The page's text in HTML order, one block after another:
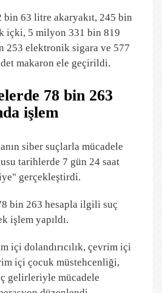
bin 63 litre akaryakıt, 245 bin
içki, 5 milyon 331 bin 819
253 elektronik sigara ve 577
makaron ele geçirildi.
78 bin 263
işlem
siber suçlarla mücadele
tarihlerde 7 gün 24 saat
gerçekleştirdi.
bin 263 hesapla ilgili suç
işlem yapıldı.
içi dolandırıcılık, çevrim içi
içi çocuk müstehcenliği,
gelirleriyle mücadele